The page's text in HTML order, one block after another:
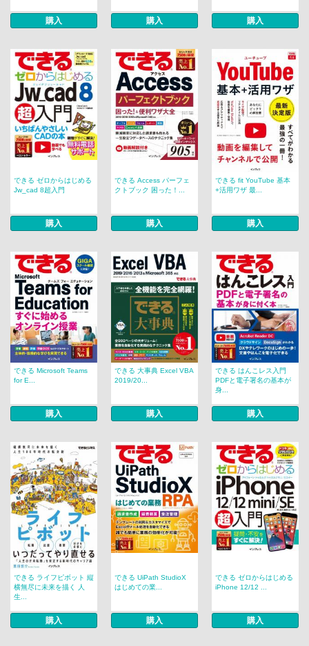
購入 購入 購入
できる ゼロからはじめる
Jw_cad 8超入門
購入
できる Access パーフェ
クトブック 困った！...
購入
できる fit YouTube 基本
+活用ワザ 最...
購入
できる Microsoft Teams
for E...
購入
できる 大事典 Excel VBA
2019/20...
購入
できる はんこレス入門
PDFと電子署名の基本が
身...
購入
できる ライフピボット 縦
横無尽に未来を描く 人
生...
購入
できる UiPath StudioX
はじめての業...
購入
できる ゼロからはじめる
iPhone 12/12 ...
購入